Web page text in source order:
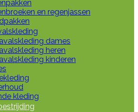
en regenjassen
dames
heren
kinderen
kleding